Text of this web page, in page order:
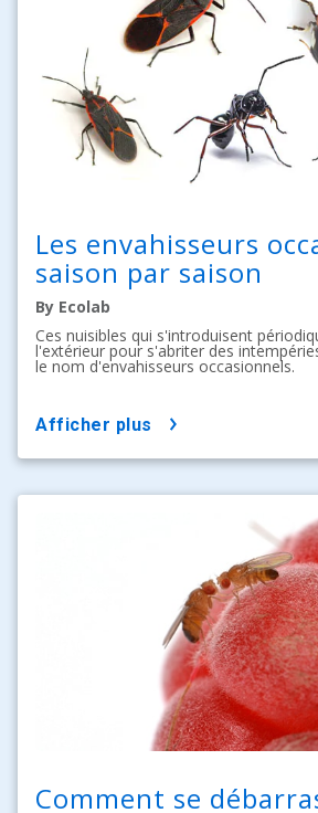
Les envahisseurs
saison par saison
By Ecolab
Ces nuisibles qui s'introduisent
l'extérieur pour s'abriter des
le nom d'envahisseurs occasionnels.
afficher plus
Comment se